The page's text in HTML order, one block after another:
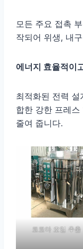
모든 주요 접촉
작되어 위생, 내
에너지 효율적이
최적화된 전력
합한 강한 프레
줄여 줍니다.
코코아 오일 추출